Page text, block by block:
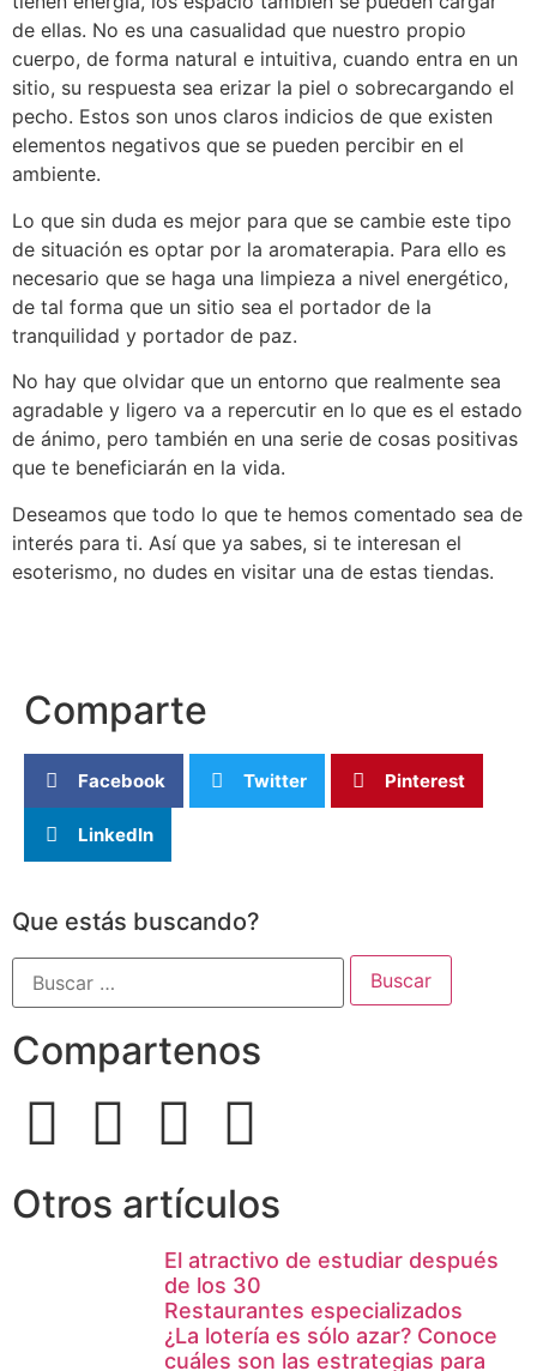
de ellas. No es una casualidad que nuestro propio
cuerpo, de forma natural e intuitiva, cuando entra en un
sitio, su respuesta sea erizar la piel o sobrecargando el
pecho. Estos son unos claros indicios de que existen
elementos negativos que se pueden percibir en el
ambiente.
Lo que sin duda es mejor para que se cambie este tipo
de situación es optar por la aromaterapia. Para ello es
necesario que se haga una limpieza a nivel energético,
de tal forma que un sitio sea el portador de la
tranquilidad y portador de paz.
No hay que olvidar que un entorno que realmente sea
agradable y ligero va a repercutir en lo que es el estado
de ánimo, pero también en una serie de cosas positivas
que te beneficiarán en la vida.
Deseamos que todo lo que te hemos comentado sea de
interés para ti. Así que ya sabes, si te interesan el
esoterismo, no dudes en visitar una de estas tiendas.
Comparte
Facebook Twitter Pinterest
LinkedIn
Que estás buscando?
Compartenos
Otros artículos
El atractivo de estudiar después
de los 30
Restaurantes especializados
¿La lotería es sólo azar? Conoce
cuáles son las estrategias para